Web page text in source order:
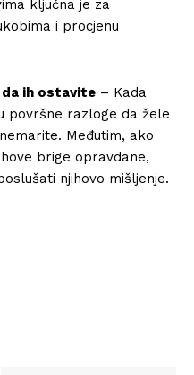
ključna je za
i procjenu
da ih ostavite – Kada
površne razloge da žele
Međutim, ako
brige opravdane,
njihovo mišljenje.